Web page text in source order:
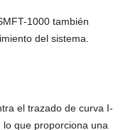
1000 también
del sistema.
el trazado de curva I-
, lo que proporciona una